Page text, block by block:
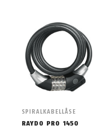
SPIRALKABELLÅSE
RAYDO PRO 1450